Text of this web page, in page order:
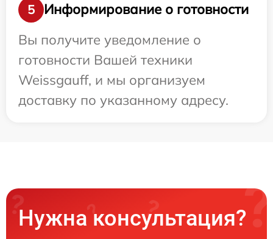
5
Информирование о готовности
Вы получите уведомление о
готовности Вашей техники
Weissgauff, и мы организуем
доставку по указанному адресу.
Нужна консультация?